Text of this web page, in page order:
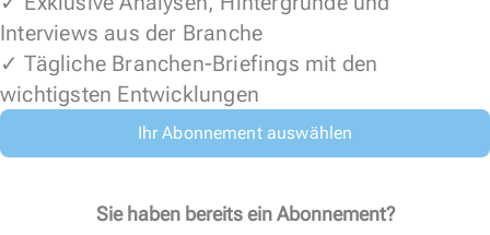
Interviews aus der Branche
✓ Tägliche Branchen-Briefings mit den
wichtigsten Entwicklungen
Ihr Abonnement auswählen
Sie haben bereits ein Abonnement?